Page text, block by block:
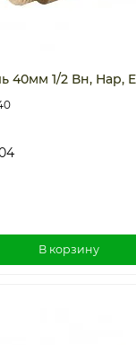
40мм 1/2 Вн, Нар,
В корзину